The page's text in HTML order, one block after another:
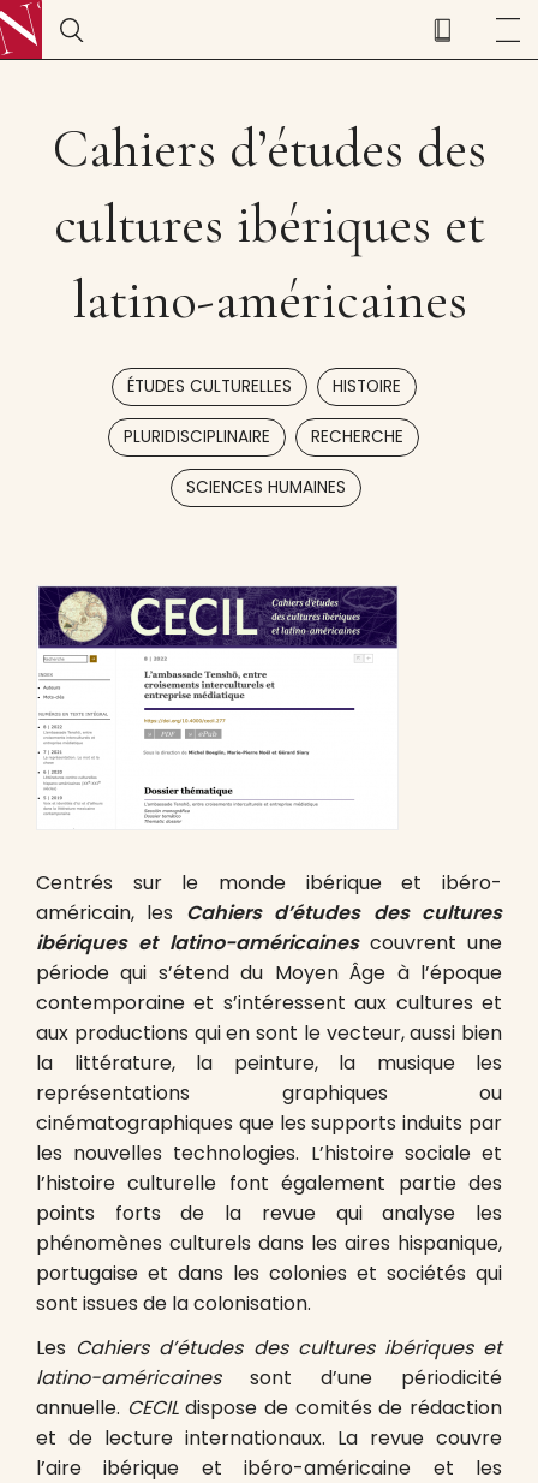
Cahiers d’études des
cultures ibériques et
latino-américaines
ÉTUDES CULTURELLES HISTOIRE
PLURIDISCIPLINAIRE , RECHERCHE
SCIENCES HUMAINES
Centrés sur le monde ibérique et ibéro-
américain, les Cahiers d’études des cultures
ibériques et latino-américaines couvrent une
période qui s’étend du Moyen Âge à l’époque
contemporaine et s’intéressent aux cultures et
aux productions qui en sont le vecteur, aussi bien
la littérature, la peinture, la musique les
représentations graphiques ou
cinématographiques que les supports induits par
les nouvelles technologies. L’histoire sociale et
l’histoire culturelle font également partie des
points forts de la revue qui analyse les
phénomènes culturels dans les aires hispanique,
portugaise et dans les colonies et sociétés qui
sont issues de la colonisation.
Les Cahiers d’études des cultures ibériques et
latino-américainessont d’une périodicité
annuelle. CECILdispose de comités de rédaction
et de lecture internationaux. La revue couvre
l’aire ibérique et ibéro-américaine et les